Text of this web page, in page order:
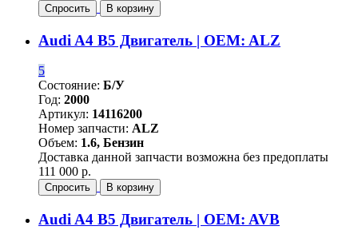
Спросить В корзину
Audi A4 B5 Двигатель | OEM: ALZ
5
Состояние: Б/У
Год: 2000
Артикул: 14116200
Номер запчасти: ALZ
Объем: 1.6, Бензин
Доставка данной запчасти возможна без предоплаты
111 000 р.
Спросить В корзину
Audi A4 B5 Двигатель | OEM: AVB